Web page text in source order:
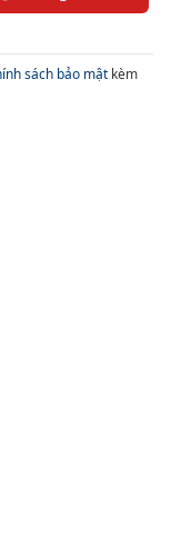
sách bảo mật kèm